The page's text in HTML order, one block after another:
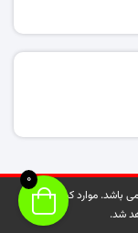
باشد. موارد کپی شده از
شد.
0